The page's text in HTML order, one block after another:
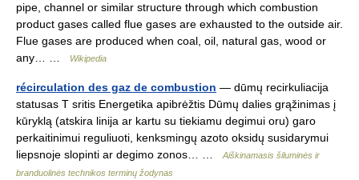
pipe, channel or similar structure through which combustion
product gases called flue gases are exhausted to the outside air.
Flue gases are produced when coal, oil, natural gas, wood or
any… …
Wikipedia
récirculation des gaz de combustion — dūmų recirkuliacija
statusas T sritis Energetika apibrėžtis Dūmų dalies grąžinimas į
kūryklą (atskira linija ar kartu su tiekiamu degimui oru) garo
perkaitinimui reguliuoti, kenksmingų azoto oksidų susidarymui
liepsnoje slopinti ar degimo zonos… …
Aiškinamasis šiluminės ir
branduolinės technikos terminų žodynas